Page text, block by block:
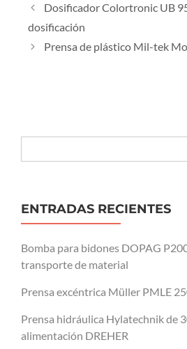
Dosificador Colortronic UB
dosificación
Prensa de plástico Mil-tek
Buscar:
ENTRADAS RECIENTES
Bomba para bidones DOPAG
transporte de material
Prensa excéntrica Müller PMLE
Prensa hidráulica Hylatechnik de
alimentación DREHER